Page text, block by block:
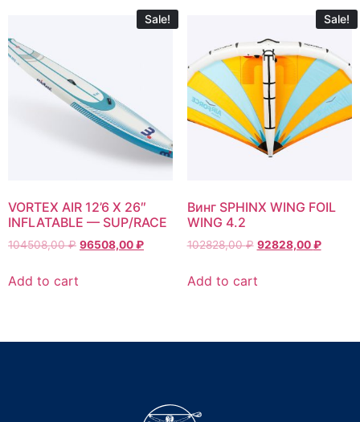
Sale!
VORTEX AIR 12’6 X 26″
INFLATABLE — SUP/RACE
104508,00₽ 96508,00₽
Add to cart
Sale!
Винг SPHINX WING FOIL
WING 4.2
102828,00₽ 92828,00₽
Add to cart